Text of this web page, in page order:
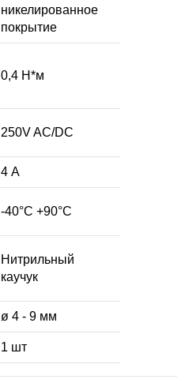
никелированное
покрытие
0,4 Н*м
250V AC/DC
4 А
-40°C +90°C
Нитрильный
каучук
ø 4 - 9 мм
1 шт